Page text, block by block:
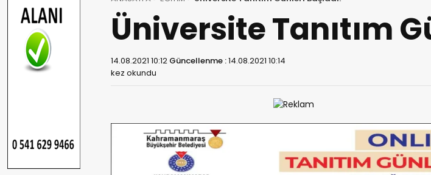
Üniversite Tanıtım
14.08.2021 10:12 Güncellenme :14.08.2021 10:14
kez okundu